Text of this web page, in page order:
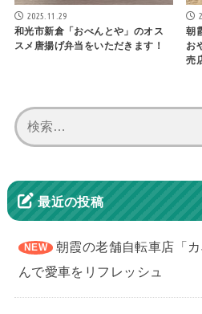
2025.11.29
和光市新倉「おべんとや」のオス
スメ唐揚げ弁当をいただきます！
朝
お
売
索:
最近の投稿
朝霞の老舗自転車店「
んで愛車をリフレッシュ